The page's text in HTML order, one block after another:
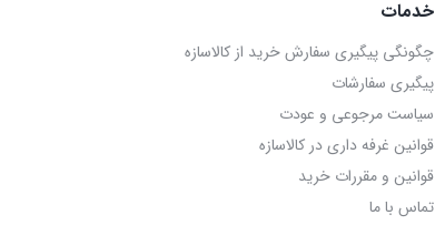
خدمات
چگونگی پیگیری سفارش خرید از کالاسازه
پیگیری سفارشات
سیاست مرجوعی و عودت
قوانین غرفه داری در کالاسازه
قوانین و مقررات خرید
تماس با ما